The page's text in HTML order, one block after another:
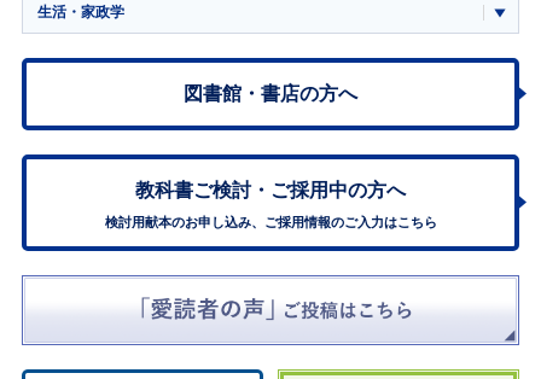
生活・家政学
図書館・書店の方へ
教科書ご検討・ ご採用中の方へ
検討用献本のお申し込み、ご採用情報のご入力はこちら